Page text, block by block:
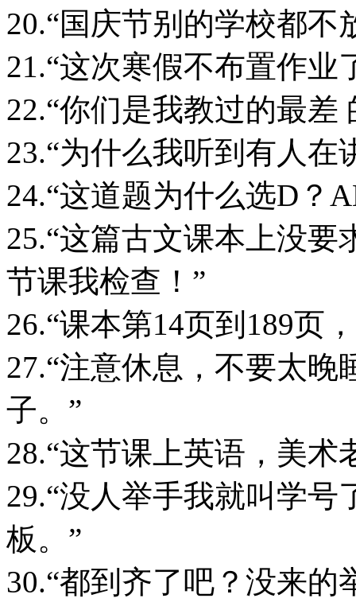
20.“国庆节别的学校都不
21.“这次寒假不布置作业
22.“你们是我教过的最差
23.“为什么我听到有人在
24.“这道题为什么选D？
25.“这篇古文课本上没
节课我检查！”
26.“课本第14页到189页
27.“注意休息，不要太
子。”
28.“这节课上英语，美术
29.“没人举手我就叫学
板。”
30.“都到齐了吧？没来